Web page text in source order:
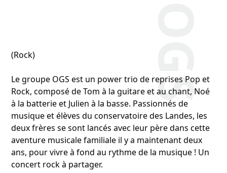
OGS
(Rock)
Le groupe OGS est un power trio de reprises Pop et
Rock, composé de Tom à la guitare et au chant, Noé
à la batterie et Julien à la basse. Passionnés de
musique et élèves du conservatoire des Landes, les
deux frères se sont lancés avec leur père dans cette
aventure musicale familiale il y a maintenant deux
ans, pour vivre à fond au rythme de la musique ! Un
concert rock à partager.